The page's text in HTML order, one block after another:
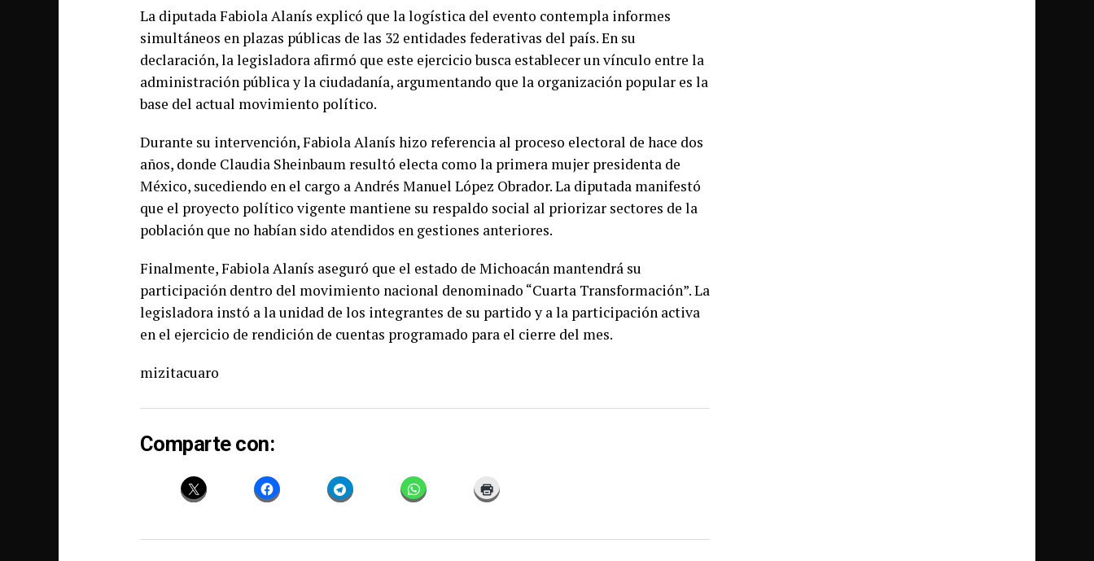
La diputada Fabiola Alanís explicó que la logística del evento contempla informes
simultáneos en plazas públicas de las 32 entidades federativas del país. En su
declaración, la legisladora afirmó que este ejercicio busca establecer un vínculo entre la
administración pública y la ciudadanía, argumentando que la organización popular es la
base del actual movimiento político.
Durante su intervención, Fabiola Alanís hizo referencia al proceso electoral de hace dos
años, donde Claudia Sheinbaum resultó electa como la primera mujer presidenta de
México, sucediendo en el cargo a Andrés Manuel López Obrador. La diputada manifestó
que el proyecto político vigente mantiene su respaldo social al priorizar sectores de la
población que no habían sido atendidos en gestiones anteriores.
Finalmente, Fabiola Alanís aseguró que el estado de Michoacán mantendrá su
participación dentro del movimiento nacional denominado “Cuarta Transformación”. La
legisladora instó a la unidad de los integrantes de su partido y a la participación activa
en el ejercicio de rendición de cuentas programado para el cierre del mes.
mizitacuaro
Comparte con: